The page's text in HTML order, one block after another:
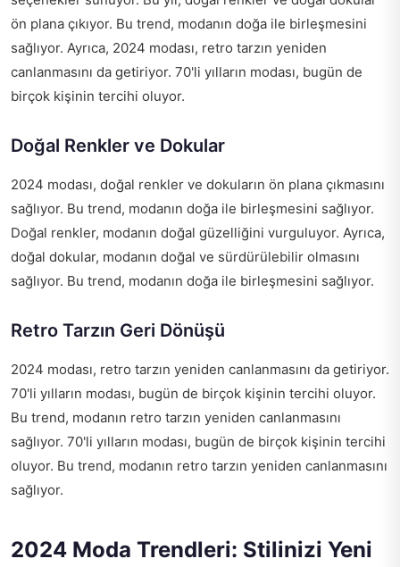
ön plana çıkıyor. Bu trend, modanın doğa ile birleşmesini
sağlıyor. Ayrıca, 2024 modası, retro tarzın yeniden
canlanmasını da getiriyor. 70'li yılların modası, bugün de
birçok kişinin tercihi oluyor.
Doğal Renkler ve Dokular
2024 modası, doğal renkler ve dokuların ön plana çıkmasını
sağlıyor. Bu trend, modanın doğa ile birleşmesini sağlıyor.
Doğal renkler, modanın doğal güzelliğini vurguluyor. Ayrıca,
doğal dokular, modanın doğal ve sürdürülebilir olmasını
sağlıyor. Bu trend, modanın doğa ile birleşmesini sağlıyor.
Retro Tarzın Geri Dönüşü
2024 modası, retro tarzın yeniden canlanmasını da getiriyor.
70'li yılların modası, bugün de birçok kişinin tercihi oluyor.
Bu trend, modanın retro tarzın yeniden canlanmasını
sağlıyor. 70'li yılların modası, bugün de birçok kişinin tercihi
oluyor. Bu trend, modanın retro tarzın yeniden canlanmasını
sağlıyor.
2024 Moda Trendleri: Stilinizi Yeni